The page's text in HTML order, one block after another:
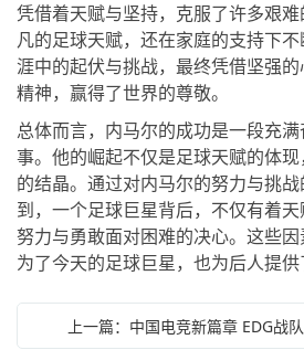
凭借着天赋与坚持，克服了许多艰
凡的足球天赋，还在家庭的支持下
涯中的起伏与挑战，最终凭借坚强
精神，赢得了世界的尊敬。
总体而言，内马尔的成功是一段充
事。他的崛起不仅是足球天赋的体
的结晶。通过对内马尔的努力与挑
到，一个足球巨星背后，不仅有着
努力与勇敢面对困难的决心。这些
为了今天的足球巨星，也为后人提供
上一篇：中国电竞新篇章 EDG战